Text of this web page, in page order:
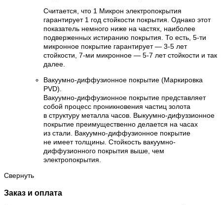
Считается, что 1 Микрон электропокрытия
гарантирует 1 год стойкости покрытия. Однако этот
показатель немного ниже на частях, наиболее
подверженных истиранию покрытия. То есть, 5-ти
микронное покрытие гарантирует — 3-5 лет
стойкости, 7-ми микронное — 5-7 лет стойкости и так
далее.
Вакуумно-диффузионное покрытие (Маркировка
PVD).
Вакуумно-диффузионное покрытие представляет
собой процесс проникновения частиц золота
в структуру металла часов. Выкуумно-дифуззионное
покрытие преимущественно делается на часах
из стали. Вакуумно-диффузионное покрытие
не имеет толщины. Стойкость вакуумно-
диффузионного покрытия выше, чем
электропокрытия.
Свернуть
Заказ и оплата